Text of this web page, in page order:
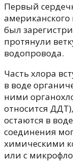
Первый
был
протянули
водопровода.
Часть хлора
в воде
ними
относится
остаются в
соединения
химическими
или с